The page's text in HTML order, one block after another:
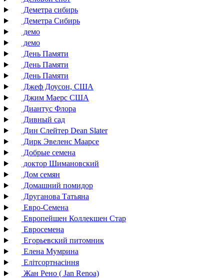
Деметра сибирь
Деметра Сибирь
демо
демо
День Памяти
День Памяти
День Памяти
Джеф Доусон, США
Джим Маерс США
Диантус Флора
Дивный сад
Дин Слейтер Dean Slater
Дирк Эвеленс Маарсе
Добрые семена
доктор Шимановский
Дом семян
Домашний помидор
Друганова Татьяна
Евро-Семена
Европейшен Коллекшен Стар
Евросемена
Егорьевский питомник
Елена Мумрина
Елітсортнасіння
Жан Рено ( Jan Renoa)